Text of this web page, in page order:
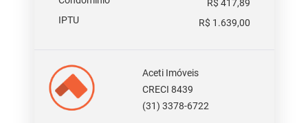
R$ 417,89
IPTU
R$ 1.639,00
Aceti Imóveis
CRECI 8439
(31) 3378-6722